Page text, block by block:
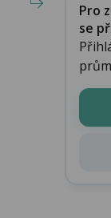
Pro
se